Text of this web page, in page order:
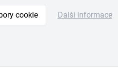
cookie Další informace